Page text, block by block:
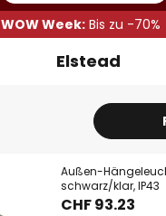
WOW Week:Bis zu -70%
Elstead
Außen-
schwarz/klar, IP43
CHF 93.23
auf fast alles*
Ihr Code:WOW
Jetzt einlösen
*Ausgenommene Hersteller